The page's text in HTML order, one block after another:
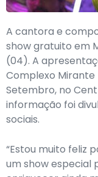
A cantora e
show gratuito em
(04). A
Complexo Mirante
Setembro, no
informação foi
sociais.
“Estou muito feliz
um show especial